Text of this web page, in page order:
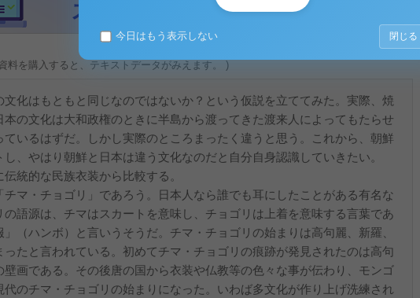
料を購入すると、テキストデータがみえます。 )
化はもともと同じなのではないか？という仮説を立ててみた。実際、焼
の文化は大和政権のときに半島から渡ってきた渡来人によってもたらせ
ているはずだ。しかし実際のところまったく違うと思う。これから、朝鮮
、やはり朝鮮と日本は違う文化なのだと自分自身認識していきたい。
統的な民族衣装から比較する。
チマ・チョゴリ」であろう。日本人なら誰でも耳にしたことがある有名な
の語源は、チマはスカートを意味し、チョゴリは上着を意味する言葉であ
（ハンボ）と言いうそうだ。チマ・チョゴリの始まりは高句麗、新羅、
たと言われている。初めてチマ・チョゴリの痕跡が発見されたのは高句
壁画である。その後唐の国から衣装や仏教等の色々な事が伝わり、モンゴ
代のチマ・チョゴリの始まりになった。いわば多文化が作り上げ洗練され
今日はもう表示しない 閉じる